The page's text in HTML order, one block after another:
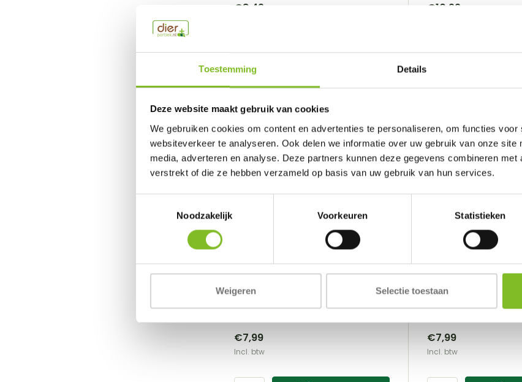
Toestemming Details
Deze website maakt gebruik van cookies
We gebruiken cookies om content en advertenties te personaliseren, om functies voor
websiteverkeer te analyseren. Ook delen we informatie over uw gebruik van onze site
media, adverteren en analyse. Deze partners kunnen deze gegevens combineren met
verstrekt of die ze hebben verzameld op basis van uw gebruik van hun services.
Noodzakelijk
Voorkeuren Statistieken
Weigeren Selectie toestaan
€8,49 €10,99
Pawzler
Oli level 1
€7,99
Incl. btw
Pawzler
Terra level 1
€7,99
Incl. btw